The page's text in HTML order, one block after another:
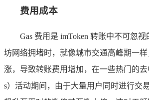
费用成本
Gas 费用是 imToken 转账中不可忽
坊网络拥堵时，就像城市交通高峰期一样
涨，导致转账费用增加，在一些热门的
s）活动期间，由于大量用户同时进行交